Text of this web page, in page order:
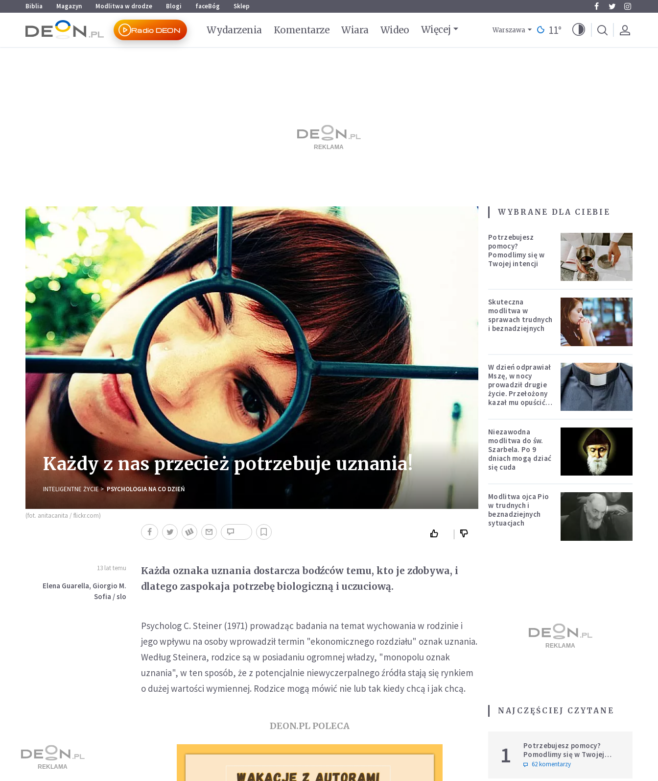
Przejdź do menu głównego
Przejdź do treści
Biblia Magazyn Modlitwa w drodze Blogi faceBóg Sklep
Radio DEON Wydarzenia Komentarze Wiara Wideo Więcej Warszawa 11°
Każdy z nas przecież potrzebuje uznania!
INTELIGENTNE ŻYCIE PSYCHOLOGIA NA CO DZIEŃ
(fot. anitacanita / flickr.com)
13 lat temu
Elena Guarella, Giorgio M.
Sofia / slo
Każda oznaka uznania dostarcza bodźców temu, kto je zdobywa, i
dlatego zaspokaja potrzebę biologiczną i uczuciową.
Psycholog C. Steiner (1971) prowadząc badania na temat wychowania w rodzinie i
jego wpływu na osoby wprowadził termin "ekonomicznego rozdziału" oznak uznania.
Według Steinera, rodzice są w posiadaniu ogromnej władzy, "monopolu oznak
uznania", w ten sposób, że z potencjalnie niewyczerpalnego źródła stają się rynkiem
o dużej wartości wymiennej. Rodzice mogą mówić nie lub tak kiedy chcą i jak chcą.
DEON.PL POLECA
WYBRANE DLA CIEBIE
Potrzebujesz
pomocy?
Pomodlimy się w
Twojej intencji
Skuteczna
modlitwa w
sprawach trudnych
i beznadziejnych
W dzień odprawiał
Mszę, w nocy
prowadził drugie
życie. Przełożony
kazał mu opuścić
Niezawodna
modlitwa do św.
Szarbela. Po 9
dniach mogą dziać
się cuda
Modlitwa ojca Pio
w trudnych i
beznadziejnych
sytuacjach
NAJCZĘŚCIEJ CZYTANE
1
Potrzebujesz pomocy?
Pomodlimy się w Twojej
intencji
62 komentarzy